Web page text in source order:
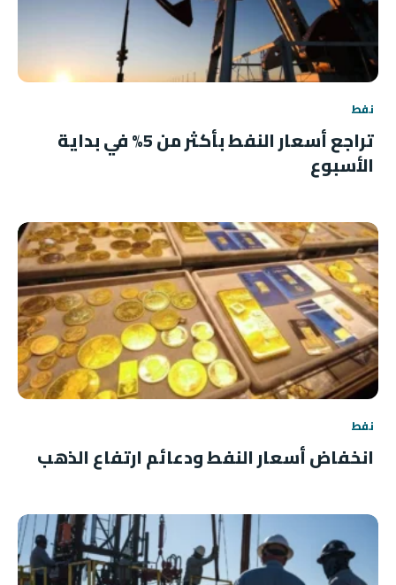
نفط
تراجع أسعار النفط بأكثر من 5% في بداية
الأسبوع
نفط
انخفاض أسعار النفط ودعائم ارتفاع الذهب